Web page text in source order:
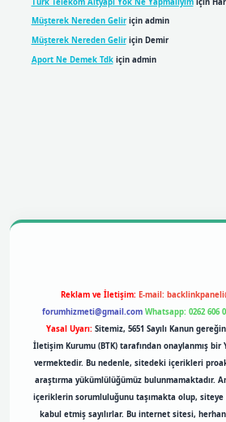
Müşterek Nereden Geliriçin admin
Müşterek Nereden Geliriçin Demir
Aport Ne Demek Tdkiçin admin
Reklam ve İletişim: E-mail:
forumhizmeti@gmail.com Whatsapp: 0262 606
Yasal Uyarı: Sitemiz, 5651 Sayılı Kanun
İletişim Kurumu (BTK) tarafından onaylanmış bir
vermektedir. Bu nedenle, sitedeki içerikleri
araştırma yükümlülüğümüz bulunmamaktadır.
içeriklerin sorumluluğunu taşımakta olup,
kabul etmiş sayılırlar. Bu internet sitesi,